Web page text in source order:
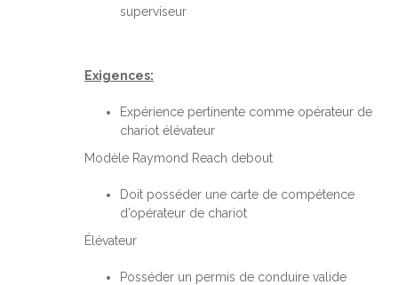
superviseur
Exigences:
Expérience pertinente comme opérateur de
chariot élévateur
Modèle Raymond Reach debout
Doit posséder une carte de compétence
d’opérateur de chariot
Élévateur
Posséder un permis de conduire valide